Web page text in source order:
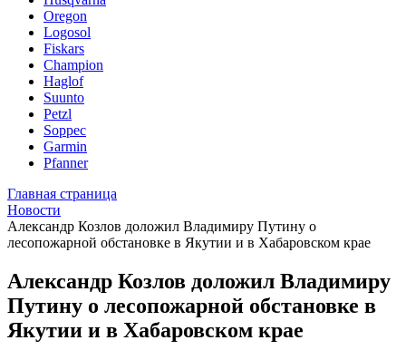
Oregon
Logosol
Fiskars
Champion
Haglof
Suunto
Petzl
Soppec
Garmin
Pfanner
Главная страница
Новости
Александр Козлов доложил Владимиру Путину о
лесопожарной обстановке в Якутии и в Хабаровском крае
Александр Козлов доложил Владимиру
Путину о лесопожарной обстановке в
Якутии и в Хабаровском крае